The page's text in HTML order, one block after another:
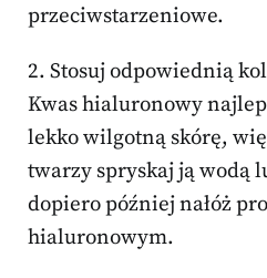
przeciwstarzeniowe.
2. Stosuj odpowiednią
Kwas hialuronowy
lekko wilgotną skórę,
twarzy spryskaj ją wodą
dopiero później nałóż
hialuronowym.